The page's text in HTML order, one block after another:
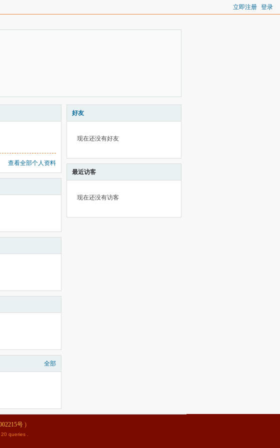
立即注册 登录
查看全部个人资料
全部
好友
现在还没有好友
最近访客
现在还没有访客
号 )
queries .